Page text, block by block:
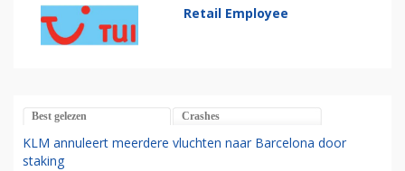
Retail Employee
Best gelezen Crashes
KLM annuleert meerdere vluchten naar Barcelona door
staking